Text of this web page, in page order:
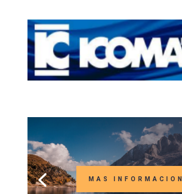
MAS INFORMACION